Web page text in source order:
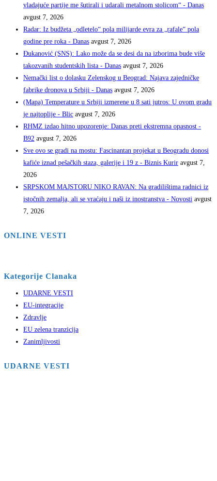
vladajuće partije me šutirali i udarali metalnom stolicom“ - Danas
avgust 7, 2026
Radar: Iz budžeta „odletelo“ pola milijarde evra za „rafale“ pola
godine pre roka - Danas avgust 7, 2026
Đukanović (SNS): Lako može da se desi da na izborima bude više
takozvanih studentskih lista - Danas avgust 7, 2026
Nemački list o dolasku Zelenskog u Beograd: Najava zajedničke
fabrike dronova u Srbiji - Danas avgust 7, 2026
(Mapa) Temperature u Srbiji izmerene u 8 sati jutros: U ovom gradu
je najtoplije - Blic avgust 7, 2026
RHMZ izdao hitno upozorenje: Danas preti ekstremna opasnost -
B92 avgust 7, 2026
Sve ovo se gradi na mostu: Fascinantan projekat u Beogradu donosi
kafiće iznad pešačkih staza, galerije i 19 z - Biznis Kurir avgust 7,
2026
SRPSKOM MAJSTORU NIKO RAVAN: Na gradilištima radnici iz
istočnih zemalja, ali se vraćaju i naši iz inostranstva - Novosti avgust
7, 2026
ONLINE VESTI
Kategorije Clanaka
UDARNE VESTI
EU-integracije
Zdravlje
EU zelena tranzicija
Zanimljivosti
UDARNE VESTI